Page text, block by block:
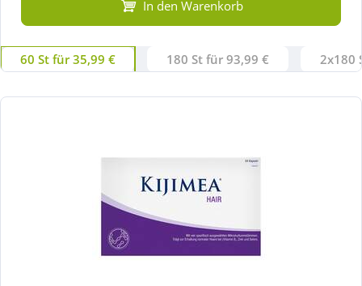
In den Warenkorb
60 St für 35,99 € 180 St für 93,99 € 2x180